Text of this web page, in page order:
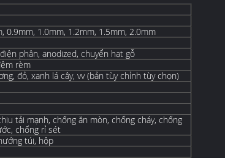
0.9mm, 1.0mm, 1.2mm, 1.5mm, 2.0mm
phân, anodized, chuyển hạt gỗ
rèm
đỏ, xanh lá cây, vv (bản tùy chỉnh tùy chọn)
tải mạnh, chống ăn mòn, chống cháy, chống
chống rỉ sét
túi, hộp